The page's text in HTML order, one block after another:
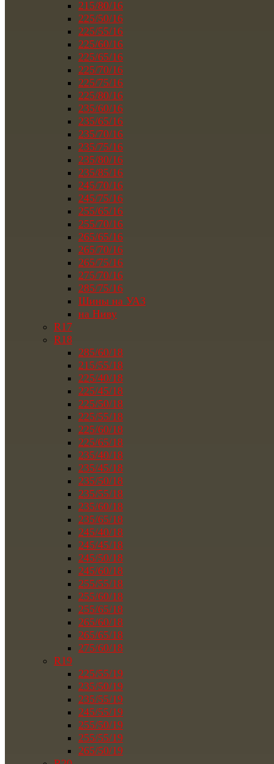
215/80/16
225/50/16
225/55/16
225/60/16
225/65/16
225/70/16
225/75/16
225/80/16
235/60/16
235/65/16
235/70/16
235/75/16
235/80/16
235/85/16
245/70/16
245/75/16
255/65/16
255/70/16
265/65/16
265/70/16
265/75/16
275/70/16
285/75/16
Шины на УАЗ
на Ниву
R17
R18
285/60/18
215/55/18
225/40/18
225/45/18
225/50/18
225/55/18
225/60/18
225/65/18
235/40/18
235/45/18
235/50/18
235/55/18
235/60/18
235/65/18
245/40/18
245/45/18
245/50/18
245/60/18
255/55/18
255/60/18
255/65/18
265/60/18
265/65/18
275/60/18
R19
225/55/19
235/50/19
235/55/19
245/55/19
255/50/19
255/55/19
265/50/19